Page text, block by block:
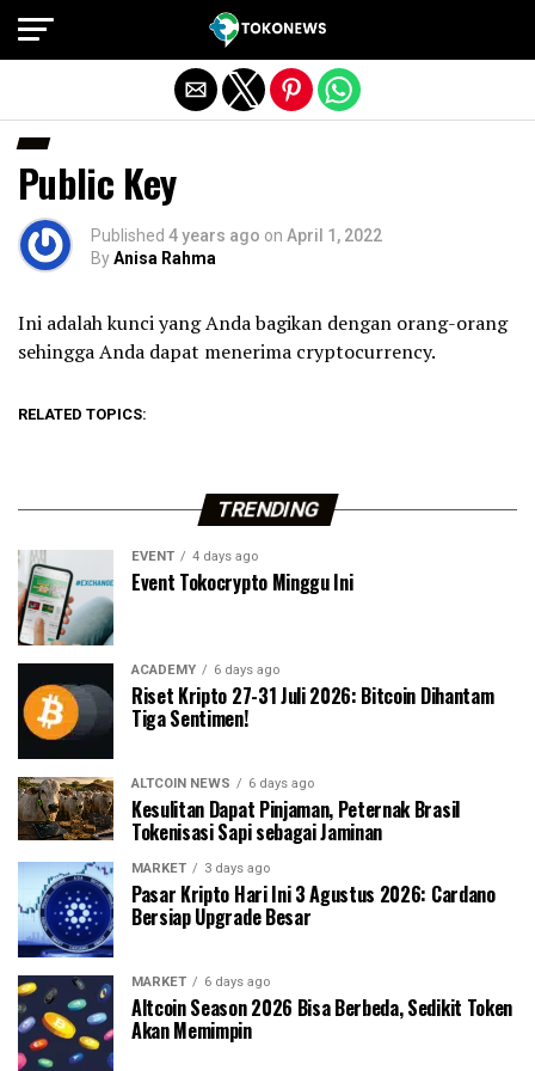
Public Key
Published 4 years ago on April 1, 2022
ByAnisa Rahma
Ini adalah kunci yang Anda bagikan dengan orang-orang
sehingga Anda dapat menerima cryptocurrency.
RELATED TOPICS:
TRENDING
EVENT 4 days ago
Event Tokocrypto Minggu Ini
ACADEMY 6 days ago
Riset Kripto 27-31 Juli 2026: Bitcoin Dihantam
Tiga Sentimen!
ALTCOIN NEWS 6 days ago
Kesulitan Dapat Pinjaman, Peternak Brasil
Tokenisasi Sapi sebagai Jaminan
MARKET 3 days ago
Pasar Kripto Hari Ini 3 Agustus 2026: Cardano
Bersiap Upgrade Besar
MARKET 6 days ago
Altcoin Season 2026 Bisa Berbeda, Sedikit Token
Akan Memimpin
Exit mobile version